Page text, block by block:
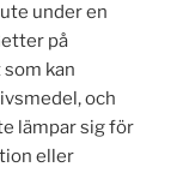
under en
på
kan
och
lämpar sig för
eller